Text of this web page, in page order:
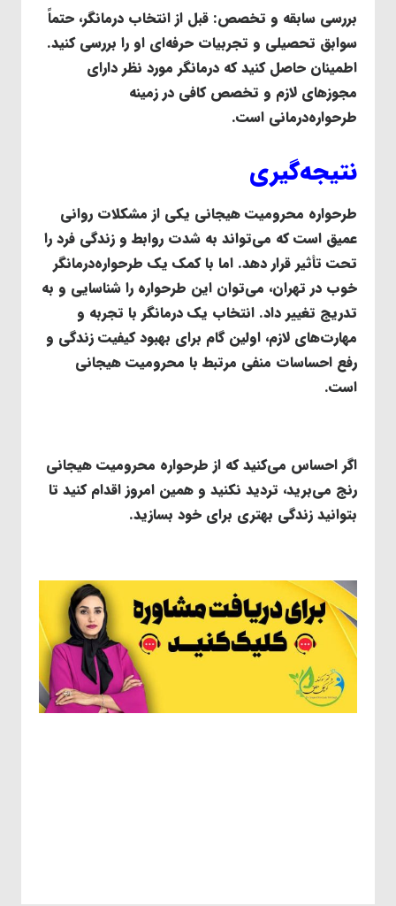
بررسی سابقه و تخصص: قبل از انتخاب درمانگر، حتماً
سوابق تحصیلی و تجربیات حرفه‌ای او را بررسی کنید.
اطمینان حاصل کنید که درمانگر مورد نظر دارای
مجوزهای لازم و تخصص کافی در زمینه
طرحواره‌درمانی است.
نتیجه‌گیری
طرحواره محرومیت هیجانی یکی از مشکلات روانی
عمیق است که می‌تواند به شدت روابط و زندگی فرد را
تحت تأثیر قرار دهد. اما با کمک یک طرحواره‌درمانگر
خوب در تهران، می‌توان این طرحواره را شناسایی و به
تدریج تغییر داد. انتخاب یک درمانگر با تجربه و
مهارت‌های لازم، اولین گام برای بهبود کیفیت زندگی و
رفع احساسات منفی مرتبط با محرومیت هیجانی
است.
اگر احساس می‌کنید که از طرحواره محرومیت هیجانی
رنج می‌برید، تردید نکنید و همین امروز اقدام کنید تا
بتوانید زندگی بهتری برای خود بسازید.